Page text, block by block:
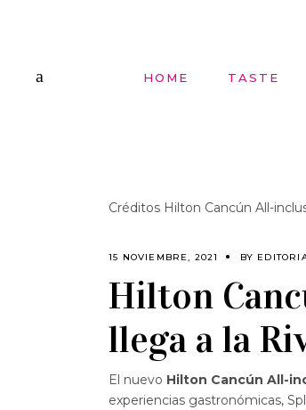
HOME TASTE
Créditos Hilton Cancún All-
15 NOVIEMBRE, 2021 BY
Hilton
llega a la
El nuevo Hilton Cancún All-
experiencias gastronómicas,